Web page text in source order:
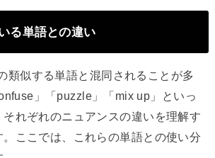
る単語との違い
類似する単語と混同されることが多
」「puzzle」「mix up」といっ
れぞれのニュアンスの違いを理解す
。ここでは、これらの単語との使い分